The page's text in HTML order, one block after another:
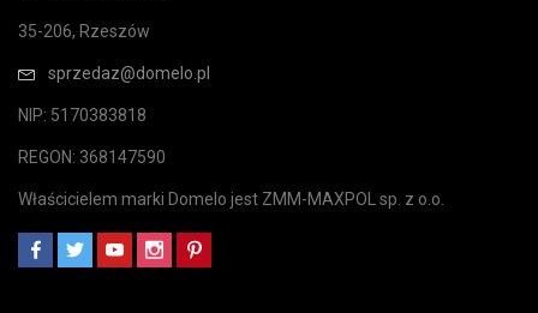
35-206, Rzeszów
sprzedaz@domelo.pl
NIP: 5170383818
REGON: 368147590
Właścicielem marki Domelo jest ZMM-MAXPOL sp. z o.o.